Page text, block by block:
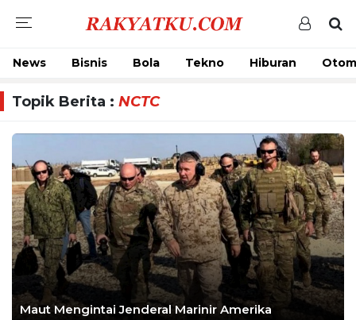
News Bisnis Bola Tekno Hiburan
Topik Berita : NCTC
Maut Mengintai Jenderal Marinir Amerika